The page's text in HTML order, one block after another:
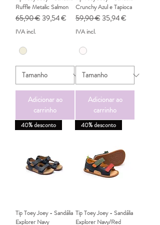
Ruffle Metalic Salmon
Preço normal
65,90 € Preço promocional
39,54 €
IVA incl.
Adicionar ao
carrinho
Crunchy Azul e Tapioca
Preço normal
59,90 € Preço promocional
35,94 €
IVA incl.
Adicionar ao
carrinho
40% desconto
Tip Toey Joey - Sandália
Explorer Navy
40% desconto
Tip Toey Joey - Sandália
Explorer Navy/Red